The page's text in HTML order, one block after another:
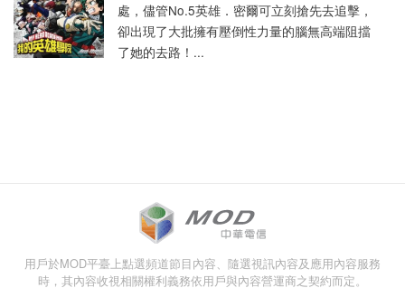
處，儘管No.5英雄．密爾可立刻搶先去追擊，
卻出現了大批擁有壓倒性力量的腦無高端阻擋
了她的去路！...
用戶於MOD平臺上點選頻道節目內容、隨選視訊內容及應用內容服務
時，其內容收視相關權利義務依用戶與內容營運商之契約而定。